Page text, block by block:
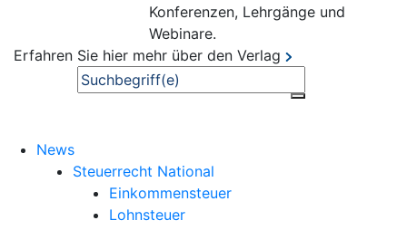
Konferenzen, Lehrgänge und
Webinare.
Erfahren Sie hier mehr über den Verlag
Suche
News
Steuerrecht National
Einkommensteuer
Lohnsteuer